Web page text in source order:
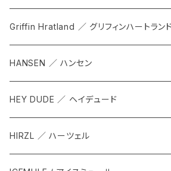
Griffin Hratland ／ グリフィンハートランド
HANSEN ／ ハンセン
HEY DUDE ／ ヘイデュード
HIRZL ／ ハーツェル